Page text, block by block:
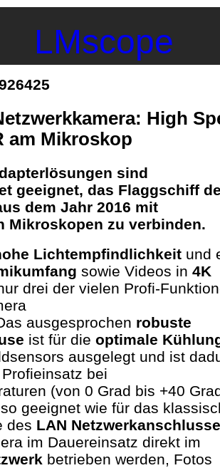
LMscope
7926425
High
am Mikroskop
sind
geeignet, das Flaggschiff
dem Jahr 2016 mit
Mikroskopen zu verbinden.
Lichtempfindlichkeit und
sowie Videos in 4K
drei der vielen Profi-
ausgesprochen robuste
ist für die optimale
ausgelegt und ist
bei
(von 0 Grad bis +40
geeignet wie für das
des LAN
im Dauereinsatz direkt im
betrieben werden, Fotos